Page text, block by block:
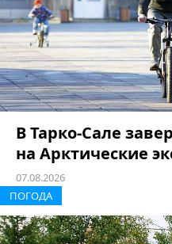
В Тарко-Сале
на Арктические
07.08.2026
ПОГОДА